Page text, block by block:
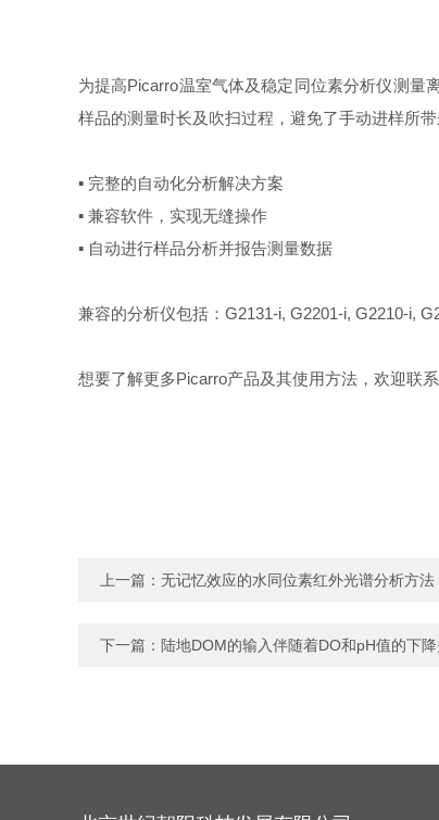
为提高Picarro温室气体及稳定同位素分析仪测量
样品的测量时长及吹扫过程，避免了手动进样所
▪ 完整的自动化分析解决方案
▪ 兼容软件，实现无缝操作
▪ 自动进行样品分析并报告测量数据
兼容的分析仪包括：G2131-i, G2201-i, G2210-i,
想要了解更多Picarro产品及其使用方法，欢迎联系
上一篇： 无记忆效应的水同位素红外光谱分析方法
下一篇： 陆地DOM的输入伴随着DO和pH值的下